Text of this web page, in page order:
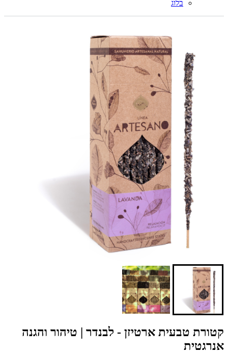
בלוג
קטורת טבעית ארטיזן - לבנדר | טיהור והגנה
אנרגטית